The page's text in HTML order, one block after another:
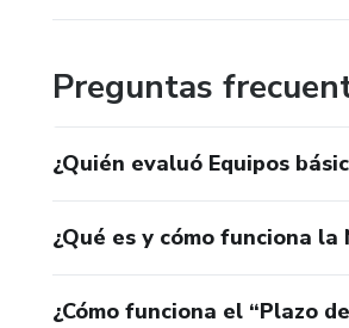
Preguntas
¿Quién evaluó Equipos
¿Qué es y cómo funciona
¿Cómo funciona el “Plazo